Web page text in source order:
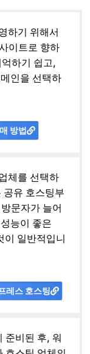
하기 위해서
이트로 향하
하기 쉽고,
인을 선택하
방법
체를 선택하
공유 호스팅부
문자가 늘어
능이 좋은
이 일반적입니
레스 호스팅
준비된 후, 워